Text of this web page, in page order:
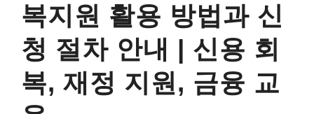
복지원 활용 방법과 신
청 절차 안내 | 신용 회
복, 재정 지원, 금융 교